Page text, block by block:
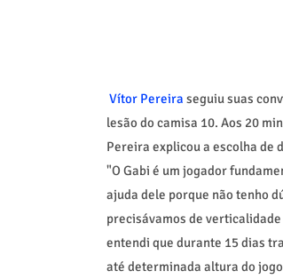
Vítor Pereira seguiu suas
lesão do camisa 10. Aos 20
Pereira explicou a escolha de
"O Gabi é um jogador
ajuda dele porque não tenho
precisávamos de
entendi que durante 15 dias
até determinada altura do